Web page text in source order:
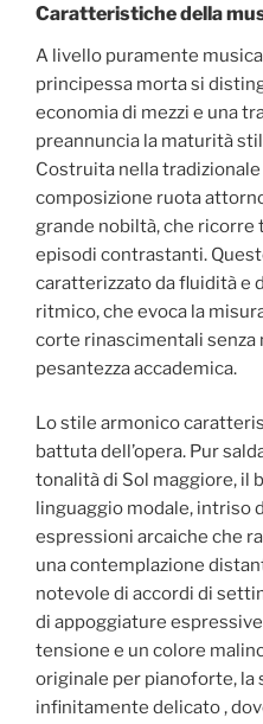
Caratteristiche della
A livello puramente
principessa morta si
economia di mezzi e una
preannuncia la maturità
Costruita nella
composizione ruota
grande nobiltà, che ricorre
episodi contrastanti.
caratterizzato da fluidità e
ritmico, che evoca la
corte rinascimentali senza
pesantezza accademica.
Lo stile armonico
battuta dell’opera. Pur
tonalità di Sol maggiore, il
linguaggio modale, intriso
espressioni arcaiche che
una contemplazione
notevole di accordi di
di appoggiature
tensione e un colore
originale per pianoforte,
infinitamente delicato ,